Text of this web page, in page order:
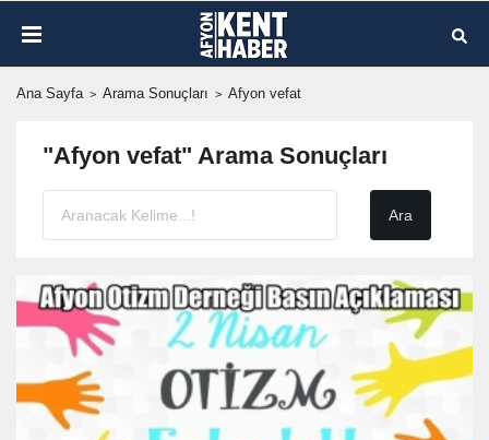
Ana Sayfa Arama Sonuçları Afyon vefat
"Afyon vefat" Arama Sonuçları